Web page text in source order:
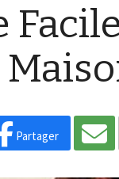
Partager